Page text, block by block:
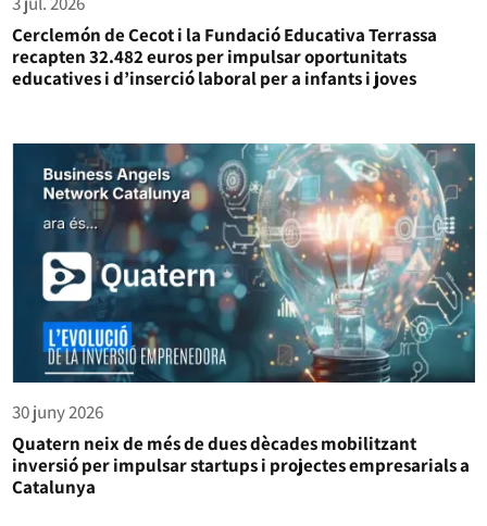
Cerclemón de Cecot i la Fundació Educativa Terrassa
recapten 32.482 euros per impulsar oportunitats
educatives i d’inserció laboral per a infants i joves
Quatern neix de més de dues dècades mobilitzant
inversió per impulsar startups i projectes empresarials a
Catalunya
30 juny 2026